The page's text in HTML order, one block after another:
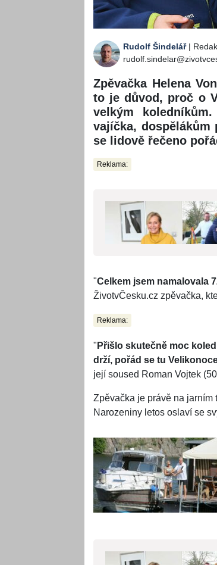
Rudolf Šindelář|
Zpěvačka Helena
to je důvod, proč o
velkým
vajíčka, dospělákům
se lidově řečeno
Reklama:
"Celkem jsem namalovala
ŽivotvČesku.cz zpěvačka,
Reklama:
" Přišlo skutečně moc
drží, pořád se tu
její soused Roman Vojtek
Zpěvačka je právě na jarním
Narozeniny letos oslaví se